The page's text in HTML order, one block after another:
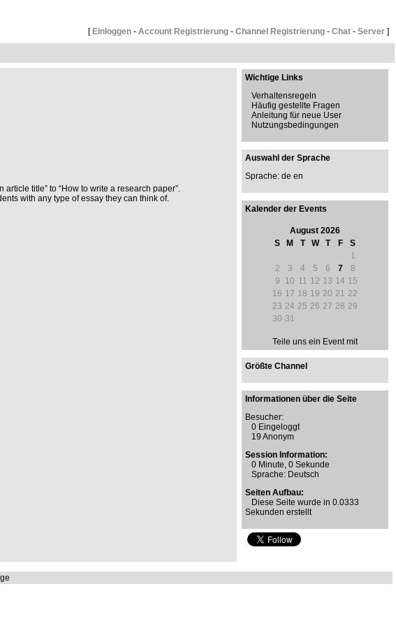
[ Einloggen - Account Registrierung - Channel Registrierung - Chat - Server ]
title” to “How to write a research paper”.
with any type of essay they can think of.
Wichtige Links
Verhaltensregeln
Häufig gestellte Fragen
Anleitung für neue User
Nutzungsbedingungen
Auswahl der Sprache
Sprache: de en
Kalender der Events
August 2026
S
M T W T F
S
1
2
3 4 5 6 7
8
9
10 11 12 13 14 15
16 17 18 19 20 21 22
23 24 25 26 27 28 29
30 31
Teile uns ein Event mit
Größte Channel
Informationen über die Seite
Besucher:
0 Eingeloggt
19 Anonym
Session Information:
0 Minute, 0 Sekunde
Sprache: Deutsch
Seiten Aufbau:
Diese Seite wurde in 0.0333
Sekunden erstellt